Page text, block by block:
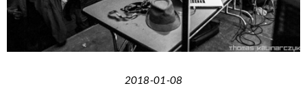
2018-01-08